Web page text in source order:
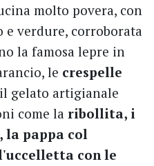
molto povera, con
e verdure, corroborata
la famosa lepre in
le crespelle
gelato artigianale
come la ribollita, i
pappa col
con le